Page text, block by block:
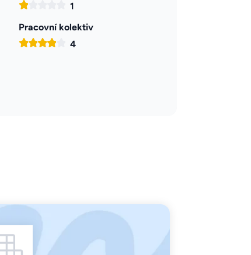
1
Pracovní kolektiv
4